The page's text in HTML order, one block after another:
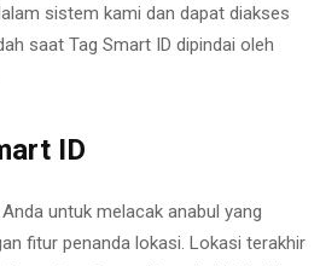
sistem kami dan dapat diakses
saat Tag Smart ID dipindai oleh
ID
untuk melacak anabul yang
fitur penanda lokasi. Lokasi terakhir